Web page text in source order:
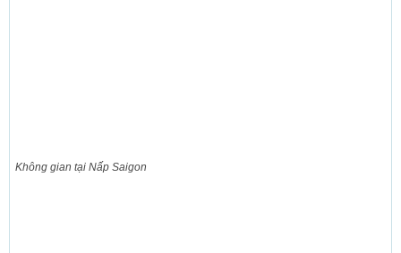
Không gian tại Nấp Saigon